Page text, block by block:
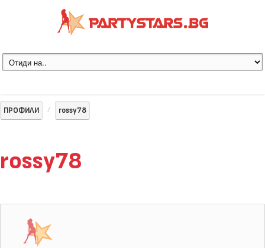
ПРОФИЛИ rossy78
rossy78